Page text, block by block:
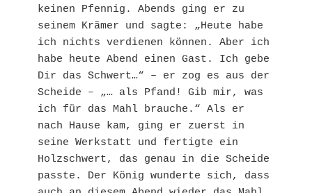
keinen Pfennig. Abends ging er zu
seinem Krämer und sagte: „Heute habe
ich nichts verdienen können. Aber ich
habe heute Abend einen Gast. Ich gebe
Dir das Schwert…“ – er zog es aus der
Scheide – „… als Pfand! Gib mir, was
ich für das Mahl brauche.“ Als er
nach Hause kam, ging er zuerst in
seine Werkstatt und fertigte ein
Holzschwert, das genau in die Scheide
passte. Der König wunderte sich, dass